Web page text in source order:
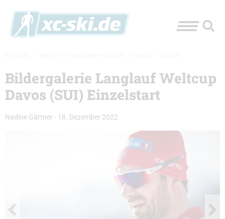
Bildergalerie Langlauf Weltcup
Davos (SUI) Einzelstart
Nadine Gärtner - 18. Dezember 2022